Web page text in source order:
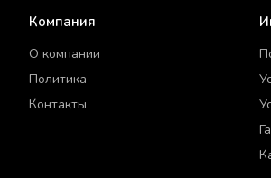
Компания
О компании
Политика
Контакты